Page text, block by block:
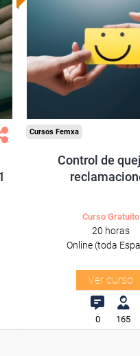
Para
trabajadores y
-Hosteleria y
Cursos Femxa
Control de
Curso Gratuito
20 horas
Online (toda
Ver curso
0 165